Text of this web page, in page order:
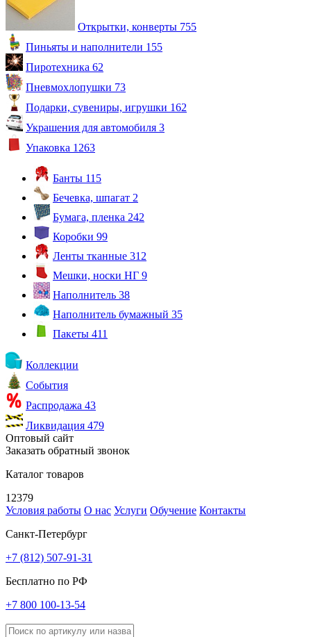
Открытки, конверты 755
Пиньяты и наполнители 155
Пиротехника 62
Пневмохлопушки 73
Подарки, сувениры, игрушки 162
Украшения для автомобиля 3
Упаковка 1263
Банты 115
Бечевка, шпагат 2
Бумага, пленка 242
Коробки 99
Ленты тканные 312
Мешки, носки НГ 9
Наполнитель 38
Наполнитель бумажный 35
Пакеты 411
Коллекции
События
Распродажа 43
Ликвидация 479
Оптовый сайт
Заказать обратный звонок
Каталог товаров
12379
Условия работы О нас Услуги Обучение Контакты
Санкт-Петербург
+7 (812) 507-91-31
Бесплатно по РФ
+7 800 100-13-54